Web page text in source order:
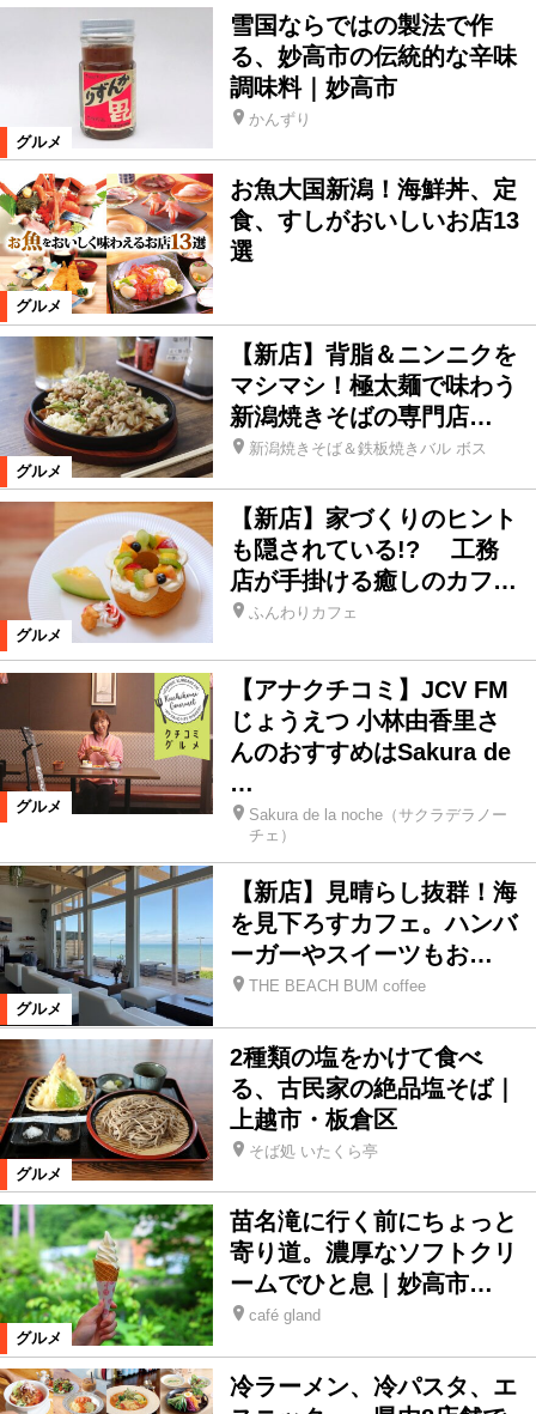
グルメ
雪国ならではの製法で作
る、妙高市の伝統的な辛味
調味料｜妙高市
かんずり
グルメ
お魚大国新潟！海鮮丼、定
食、すしがおいしいお店13
選
グルメ
【新店】背脂＆ニンニクを
マシマシ！極太麺で味わう
新潟焼きそばの専門店…
新潟焼きそば＆鉄板焼きバル ボス
グルメ
【新店】家づくりのヒント
も隠されている!? 工務
店が手掛ける癒しのカフ…
ふんわりカフェ
グルメ
【アナクチコミ】JCV FM
じょうえつ 小林由香里さ
んのおすすめはSakura de
…
Sakura de la noche（サクラデラノー
チェ）
グルメ
【新店】見晴らし抜群！海
を見下ろすカフェ。ハンバ
ーガーやスイーツもお…
THE BEACH BUM coffee
グルメ
2種類の塩をかけて食べ
る、古民家の絶品塩そば｜
上越市・板倉区
そば処 いたくら亭
グルメ
苗名滝に行く前にちょっと
寄り道。濃厚なソフトクリ
ームでひと息｜妙高市…
café gland
冷ラーメン、冷パスタ、エ